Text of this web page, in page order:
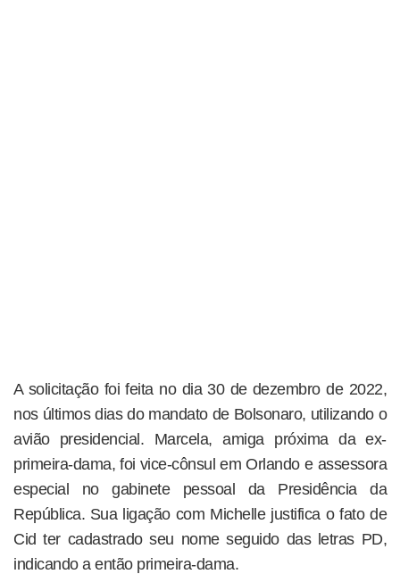
A solicitação foi feita no dia 30 de dezembro de 2022,
nos últimos dias do mandato de Bolsonaro, utilizando o
avião presidencial. Marcela, amiga próxima da ex-
primeira-dama, foi vice-cônsul em Orlando e assessora
especial no gabinete pessoal da Presidência da
República. Sua ligação com Michelle justifica o fato de
Cid ter cadastrado seu nome seguido das letras PD,
indicando a então primeira-dama.